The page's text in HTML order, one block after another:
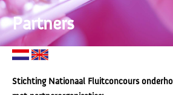
Partners
Stichting Nationaal Fluitconcours